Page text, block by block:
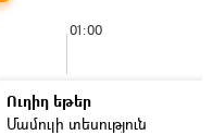
01:00
Ուղիղ եթեր
Մամուլի տեսություն